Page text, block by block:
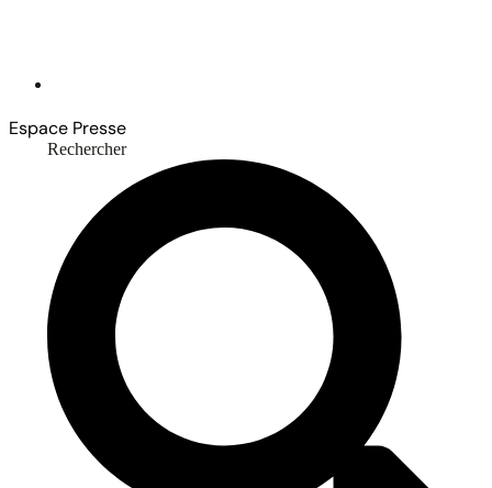
Espace Presse
Rechercher